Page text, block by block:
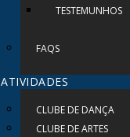
TESTEMUNHOS
FAQS
ATIVIDADES
CLUBE DE DANÇA
CLUBE DE ARTES